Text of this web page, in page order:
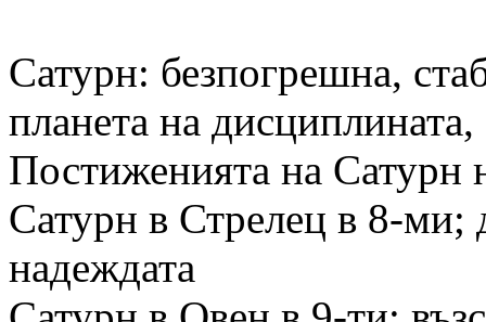
Сатурн: безпогрешна,
планета на
Постиженията на Сатурн
Сатурн в Стрелец в 8-ми;
надеждата